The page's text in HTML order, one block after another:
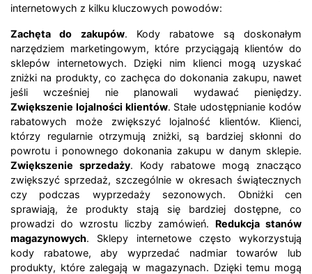
internetowych z kilku kluczowych powodów:
Zachęta do zakupów. Kody rabatowe są doskonałym
narzędziem marketingowym, które przyciągają klientów do
sklepów internetowych. Dzięki nim klienci mogą uzyskać
zniżki na produkty, co zachęca do dokonania zakupu, nawet
jeśli wcześniej nie planowali wydawać pieniędzy.
Zwiększenie lojalności klientów. Stałe udostępnianie kodów
rabatowych może zwiększyć lojalność klientów. Klienci,
którzy regularnie otrzymują zniżki, są bardziej skłonni do
powrotu i ponownego dokonania zakupu w danym sklepie.
Zwiększenie sprzedaży. Kody rabatowe mogą znacząco
zwiększyć sprzedaż, szczególnie w okresach świątecznych
czy podczas wyprzedaży sezonowych. Obniżki cen
sprawiają, że produkty stają się bardziej dostępne, co
prowadzi do wzrostu liczby zamówień. Redukcja stanów
magazynowych. Sklepy internetowe często wykorzystują
kody rabatowe, aby wyprzedać nadmiar towarów lub
produkty, które zalegają w magazynach. Dzięki temu mogą